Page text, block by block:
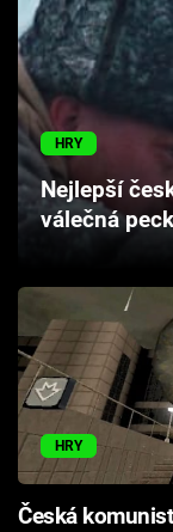
Seriály
Hry
Cool Esport
Pořady
TV Program
Sledujte
Přihlášení
Sledujte nás
HRY
Nejlepší
válečná
HRY
Česká